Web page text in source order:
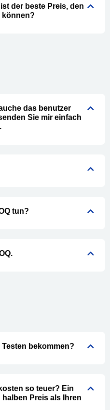
der beste Preis, den
können?
das benutzer
Sie mir einfach
tun?
bekommen?
so teuer? Ein
Preis als Ihren